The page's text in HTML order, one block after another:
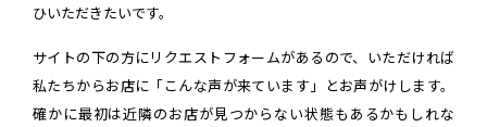
ひいただきたいです。
サイトの下の方にリクエストフォームがあるので、いただければ
私たちからお店に「こんな声が来ています」とお声がけします。
確かに最初は近隣のお店が見つからない状態もあるかもしれな